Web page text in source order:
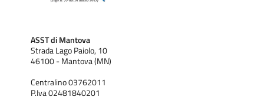
ASST di Mantova
Strada Lago Paiolo, 10
46100 - Mantova (MN)
Centralino 03762011
P.Iva 02481840201